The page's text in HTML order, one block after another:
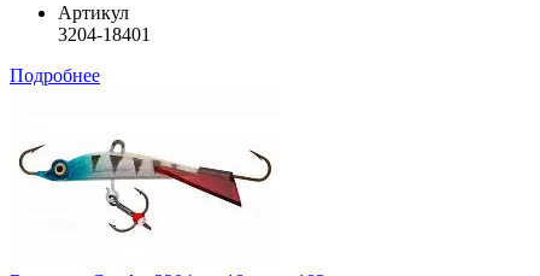
Артикул
3204-18401
Подробнее